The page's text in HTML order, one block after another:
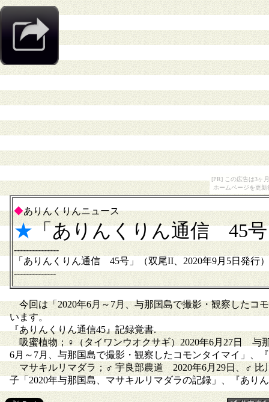
[PR] この広告は3ヶ
ホームページを更
◆ありんくりんニュース
★「ありんくりん通信 45
---------------
「ありんくりん通信 45号」（双尾II、2020年9月5日発行）
--------------
今回は「2020年6月～7月、与那国島で撮影・観察したコ
います。
『ありんくりん通信45』記録覚書.
吸蜜植物；♀（タイワンウオクサギ）2020年6月27日 与
6月～7月、与那国島で撮影・観察したコモンタイマイ」、
マサキルリマダラ；♂ 宇良部農道 2020年6月29日、♂
子「2020年与那国島、マサキルリマダラの記録」、『あり